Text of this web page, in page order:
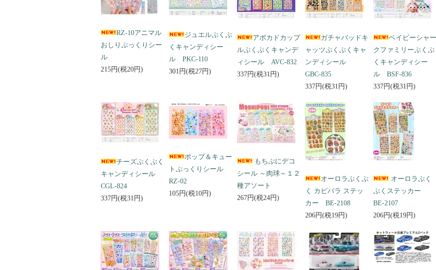
RZ-10アニマル
おしりぷっくりシー
ル
215円(税20円)
ジュエルぷくぷ
くキャンディシー
ル PKC-110
301円(税27円)
アボカドカップ
ルぷくぷくキャンデ
ィシール AVC-832
337円(税31円)
ガチャバッドキ
ャッツぷくぷくキャ
ンディシール
GBC-835
337円(税31円)
ベイビーシャー
クファミリーぷくぷ
くキャンディシー
ル BSF-836
337円(税31円)
チーズぷくぷく
キャンディシール
CGL-824
337円(税31円)
ポップ＆キュー
トぷっくりシール
RZ-02
105円(税10円)
もちぷにデコ
シール ～肉球～１２
種アソート
267円(税24円)
オーロラぷくぷ
く カピバラ ステッ
カー BE-2108
206円(税19円)
オーロラぷく
ぷくステッカー
BE-2107
206円(税19円)